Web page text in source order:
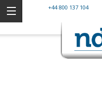
+44 800 137 104